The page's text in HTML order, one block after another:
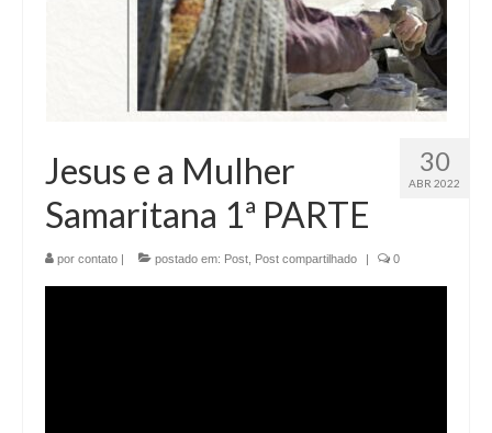
30
ABR 2022
Jesus e a Mulher
Samaritana 1ª PARTE
por contato | postado em: Post Post compartilhado | 0